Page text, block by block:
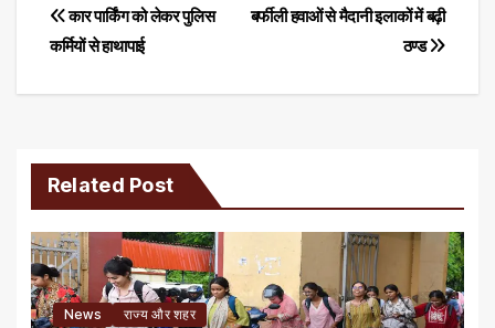
Post
navigation
बर्फीली हवाओं से मैदानी इलाकों में बढ़ी
ठण्ड
कार पार्किंग को लेकर पुलिस
कर्मियों से हाथापाई
Related Post
News राज्य और शहर